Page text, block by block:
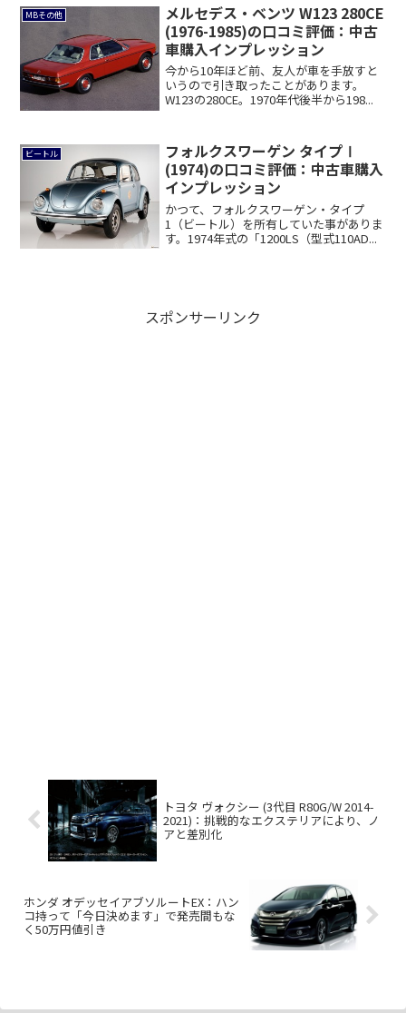
MBその他
メルセデス・ベンツ W123 280CE
(1976-1985)の口コミ評価：中古
車購入インプレッション
今から10年ほど前、友人が車を手放すと
いうので引き取ったことがあります。
W123の280CE。1970年代後半から198...
ビートル
フォルクスワーゲン タイプⅠ
(1974)の口コミ評価：中古車購入
インプレッション
かつて、フォルクスワーゲン・タイプ
1（ビートル）を所有していた事がありま
す。1974年式の「1200LS（型式110AD...
スポンサーリンク
トヨタ ヴォクシー (3代目 R80G/W 2014-
2021)：挑戦的なエクステリアにより、ノ
アと差別化
ホンダ オデッセイアブソルートEX：ハン
コ持って「今日決めます」で発売間もな
く50万円値引き